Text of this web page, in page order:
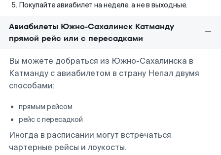
Покупайте авиабилет на неделе, а не в выходные.
Авиабилеты Южно-Сахалинск Катманду
прямой рейс или с пересадками
Вы можете добраться из Южно-Сахалинска в
Катманду с авиабилетом в страну Непал двумя
способами:
прямым рейсом
рейс с пересадкой
Иногда в расписании могут встречаться
чартерные рейсы и лоукосты.